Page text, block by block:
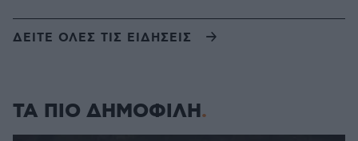
ΔΕΙΤΕ ΟΛΕΣ ΤΙΣ ΕΙΔΗΣΕΙΣ
ΤΑ ΠΙΟ ΔΗΜΟΦΙΛΗ